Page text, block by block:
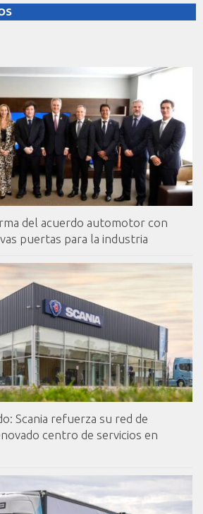
del acuerdo automotor con
puertas para la industria
Scania refuerza su red de
centro de servicios en